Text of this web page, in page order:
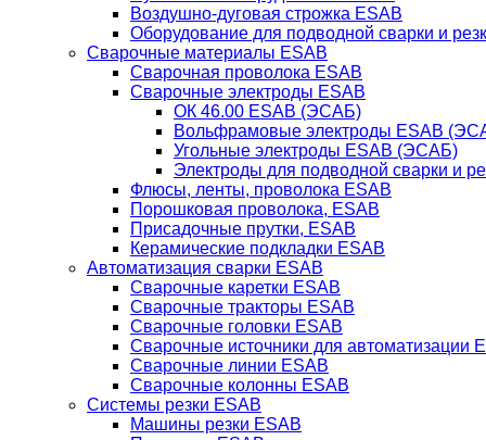
Воздушно-дуговая строжка ESAB
Оборудование для подводной сварки и
Сварочные материалы ESAB
Сварочная проволока ESAB
Сварочные электроды ESAB
ОК 46.00 ESAB (ЭСАБ)
Вольфрамовые электроды ESAB
Угольные электроды ESAB (ЭСАБ)
Электроды для подводной сварки и
Флюсы, ленты, проволока ESAB
Порошковая проволока, ESAB
Присадочные прутки, ESAB
Керамические подкладки ESAB
Автоматизация сварки ESAB
Сварочные каретки ESAB
Сварочные тракторы ESAB
Сварочные головки ESAB
Сварочные источники для автоматизации
Сварочные линии ESAB
Сварочные колонны ESAB
Системы резки ESAB
Машины резки ESAB